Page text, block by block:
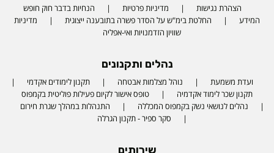
הצהרת נגישות מדיניות פרטיות
הנחיות בדבר חוק חופש
המידע
החלטת בימ"ש על הסדר פשרה בתובענה ייצוגית
מדיניות
שוויון הזדמנויות ואי-אפליה
נהלים ותקנונים
ועדת משמעת נוהל מצלמות אבטחה
תקנון לימודים אקדמי
תקנון שכר לימוד אקדמיה
טופס אישור לקיום פעילות פוליטית בקמפוס
נהלים לנושאי נשק בקמפוס המכללה
התנהלות במהלך שגרת חירום
סקר ספיר - תקנון הגרלה
שירותים